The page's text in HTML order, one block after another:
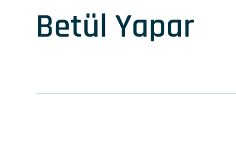
Betül Yapar